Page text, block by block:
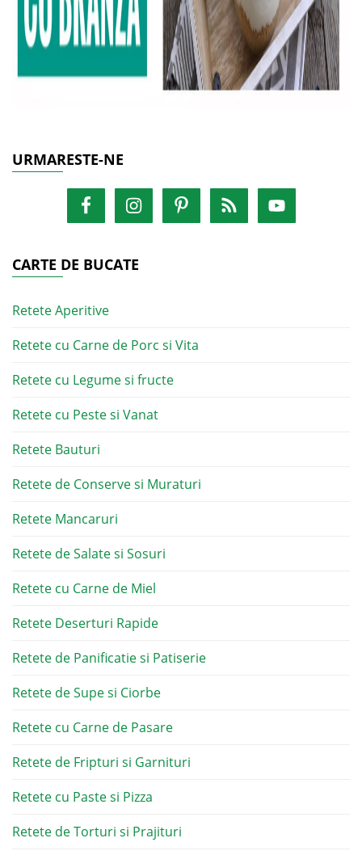
URMARESTE-NE
CARTE DE BUCATE
Retete Aperitive
Retete cu Carne de Porc si Vita
Retete cu Legume si fructe
Retete cu Peste si Vanat
Retete Bauturi
Retete de Conserve si Muraturi
Retete Mancaruri
Retete de Salate si Sosuri
Retete cu Carne de Miel
Retete Deserturi Rapide
Retete de Panificatie si Patiserie
Retete de Supe si Ciorbe
Retete cu Carne de Pasare
Retete de Fripturi si Garnituri
Retete cu Paste si Pizza
Retete de Torturi si Prajituri